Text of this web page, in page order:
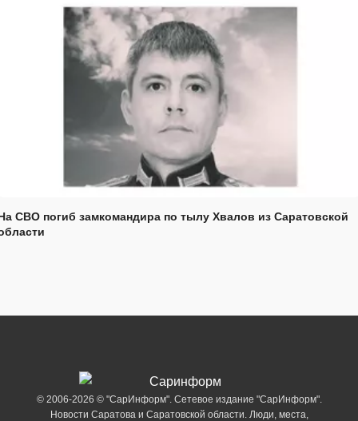
СВО погиб замкомандира по тылу Хвалов из Саратовской
© 2006-2026 © "СарИнформ". Сетевое издание "СарИнформ".
Новости Саратова и Саратовской области. Люди, места,